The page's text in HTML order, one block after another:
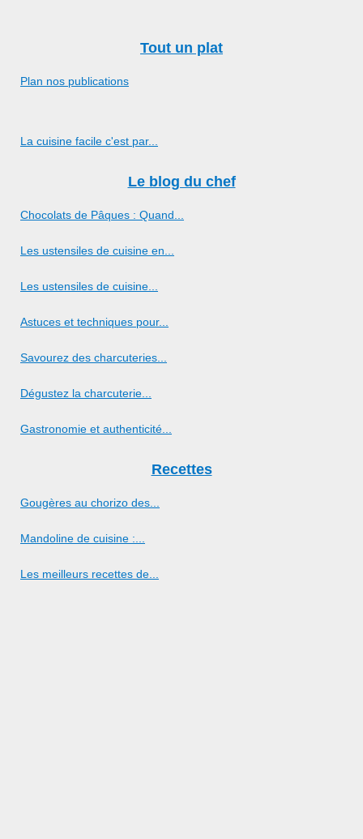
Tout un plat
Plan nos publications
La cuisine facile c'est par...
Le blog du chef
Chocolats de Pâques : Quand...
Les ustensiles de cuisine en...
Les ustensiles de cuisine...
Astuces et techniques pour...
Savourez des charcuteries...
Dégustez la charcuterie...
Gastronomie et authenticité...
Recettes
Gougères au chorizo des...
Mandoline de cuisine :...
Les meilleurs recettes de...